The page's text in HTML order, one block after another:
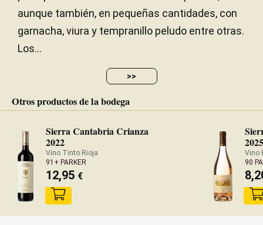
aunque también, en pequeñas cantidades, con
garnacha, viura y tempranillo peludo entre otras.
Los...
>>
Otros productos de la bodega
Sierra Cantabria Crianza
2022
Vino Tinto Rioja
91+ PARKER
12,95 €
2025
Vino
90